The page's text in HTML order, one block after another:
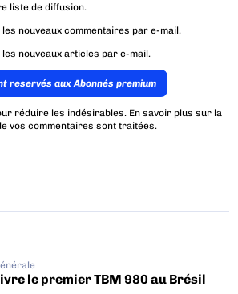
liste de diffusion.
nouveaux commentaires par e-mail.
nouveaux articles par e-mail.
reservés aux Abonnés premium
réduire les indésirables. En savoir plus sur la
vos commentaires sont traitées.
le premier TBM 980 au Brésil